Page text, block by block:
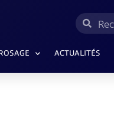
ACTUALITÉS